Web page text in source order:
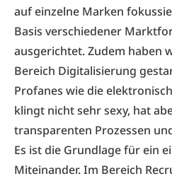
auf einzelne Marken
Basis verschiedener
ausgerichtet. Zudem haben
Bereich Digitalisierung
Profanes wie die
klingt nicht sehr sexy, hat
transparenten Prozessen
Es ist die Grundlage für ein
Miteinander. Im Bereich